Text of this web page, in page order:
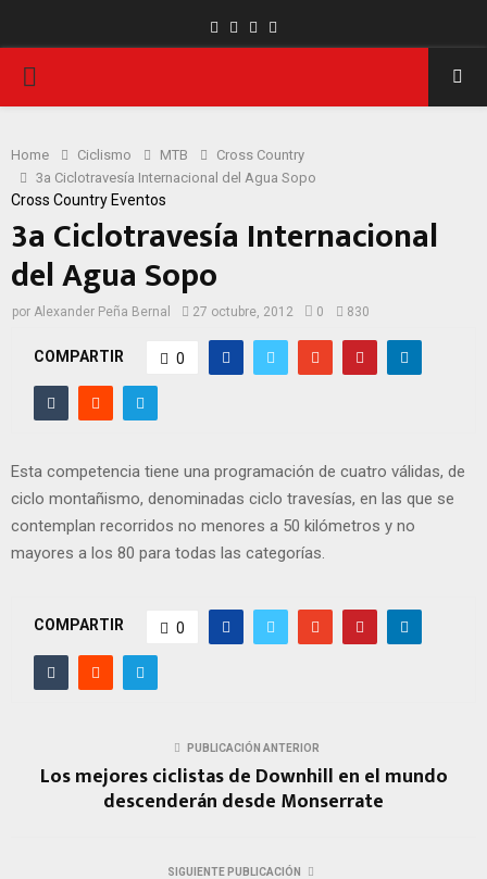
Facebook
TwitterInstagram
PRIMARY
Home Ciclismo MTB
Cross Country
3a Ciclotravesía Internacional del Agua Sopo
Cross Country Eventos
3a Ciclotravesía Internacional
del Agua Sopo
por Alexander Peña Bernal 27 octubre, 2012 0 830
COMPARTIR 0
Esta competencia tiene una programación de cuatro válidas, de
ciclo montañismo, denominadas ciclo travesías, en las que se
contemplan recorridos no menores a 50 kilómetros y no
mayores a los 80 para todas las categorías.
COMPARTIR 0
PUBLICACIÓN ANTERIOR
Los mejores ciclistas de Downhill en el mundo
descenderán desde Monserrate
SIGUIENTE PUBLICACIÓN